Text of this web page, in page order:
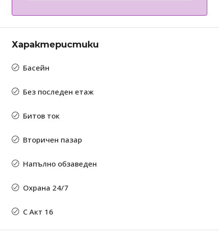
Характеристики
Басейн
Без последен етаж
Битов ток
Вторичен пазар
Напълно обзаведен
Охрана 24/7
С Акт 16